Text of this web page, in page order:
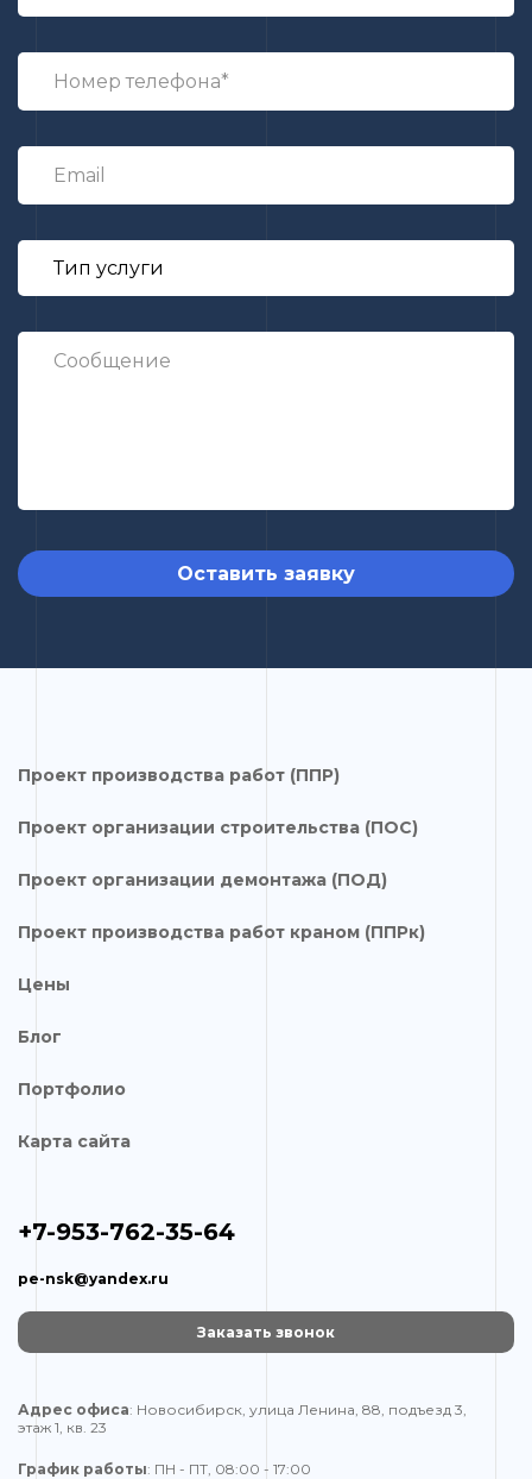
Оставить заявку
Проект производства работ (ППР)
Проект организации строительства (ПОС)
Проект организации демонтажа (ПОД)
Проект производства работ краном (ППРк)
Цены
Блог
Портфолио
Карта сайта
+7-953-762-35-64
pe-nsk@yandex.ru
Заказать звонок
Адрес офиса: Новосибирск, улица Ленина, 88, подъезд 3,
этаж 1, кв. 23
График работы: ПН - ПТ, 08:00 - 17:00